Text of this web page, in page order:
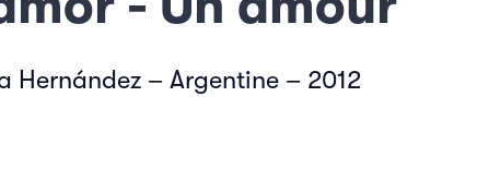
Hernández – Argentine – 2012